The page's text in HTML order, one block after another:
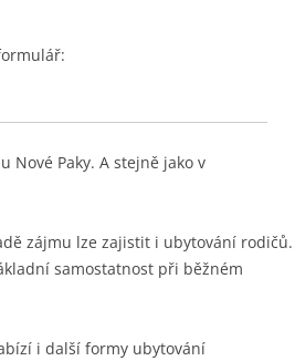
Nové Paky. A stejně jako v
zájmu lze zajistit i ubytování rodičů.
samostatnost při běžném
i další formy ubytování